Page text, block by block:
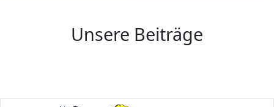
Unsere Beiträge